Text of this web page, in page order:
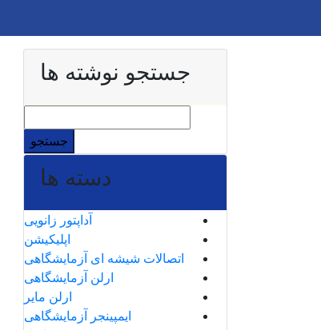
جستجو نوشته ها
برای:
دسته ها
آداپتور زانویی
اپلیکیشن
اتصالات شیشه ای آزمایشگاهی
ارلن آزمایشگاهی
ارلن مایر
ایمپینجر آزمایشگاهی